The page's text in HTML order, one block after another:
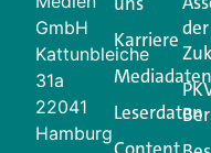
Login.
Jetzt anmelden
GmbH
Kattunbleiche
31a
22041
Hamburg
Karriere
Mediadaten
Leserdaten
der